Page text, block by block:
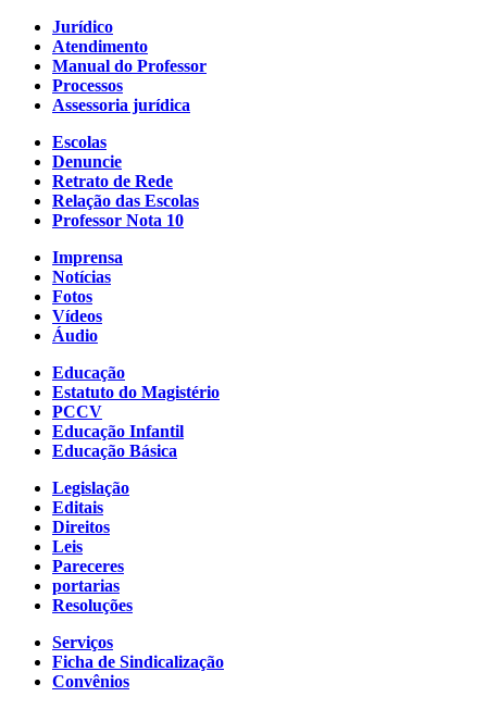
Jurídico
Atendimento
Manual do Professor
Processos
Assessoria jurídica
Escolas
Denuncie
Retrato de Rede
Relação das Escolas
Professor Nota 10
Imprensa
Notícias
Fotos
Vídeos
Áudio
Educação
Estatuto do Magistério
PCCV
Educação Infantil
Educação Básica
Legislação
Editais
Direitos
Leis
Pareceres
portarias
Resoluções
Serviços
Ficha de Sindicalização
Convênios